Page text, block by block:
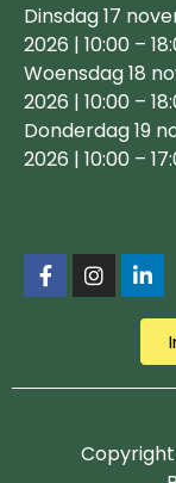
Dinsdag 17
2026 | 10:00 –
Woensdag 18
2026 | 10:00 –
Donderdag 19
2026 | 10:00 –